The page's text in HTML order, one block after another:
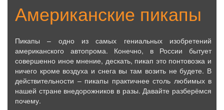
Американские пикапы
Пикапы – одно из самых гениальных изобретений
американского автопрома. Конечно, в России бытует
совершенно иное мнение, дескать, пикап это понтовозка и
ничего кроме воздуха и снега вы там возить не будете. В
действительности – пикапы практичнее столь любимых в
нашей стране внедорожников в разы. Давайте разберёмся
почему.